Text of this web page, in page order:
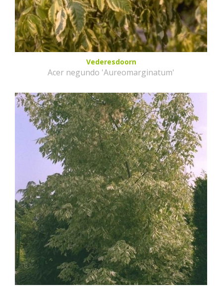
Vederesdoorn
Acer negundo 'Aureomarginatum'